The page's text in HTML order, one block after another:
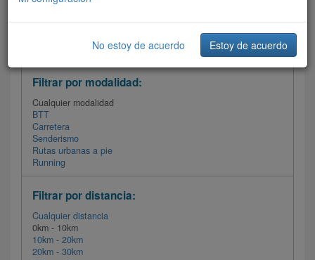
Filtrar las rutas
Filtrar por modalidad:
Cualquier modalidad
BTT
Carretera
Senderismo
Rutas urbanas a pie
Running
Filtrar por distancia:
Cualquier distancia
0km - 10km
10km - 20km
20km - 30km
No estoy de acuerdo Estoy de acuerdo